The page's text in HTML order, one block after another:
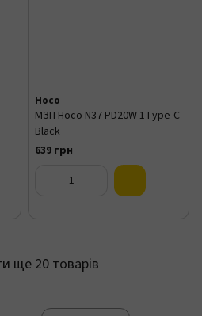
Hoco
МЗП Hoco N37 PD20W 1Type-C
Black
639 грн
ще 20 товарів